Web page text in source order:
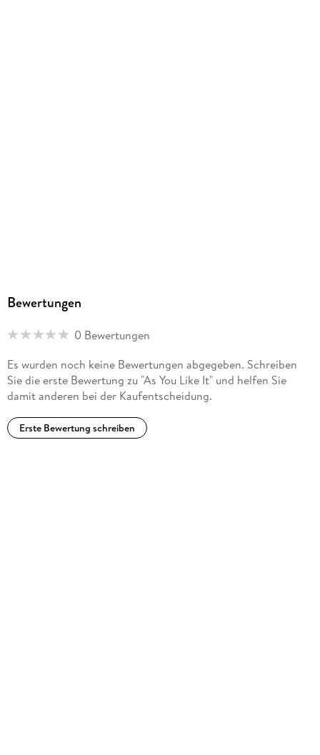
Bewertungen
0 Bewertungen
Es wurden noch keine Bewertungen abgegeben. Schreiben
Sie die erste Bewertung zu "As You Like It" und helfen Sie
damit anderen bei der Kaufentscheidung.
Erste Bewertung schreiben